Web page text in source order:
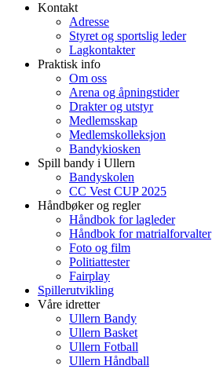
Kontakt
Adresse
Styret og sportslig leder
Lagkontakter
Praktisk info
Om oss
Arena og åpningstider
Drakter og utstyr
Medlemsskap
Medlemskolleksjon
Bandykiosken
Spill bandy i Ullern
Bandyskolen
CC Vest CUP 2025
Håndbøker og regler
Håndbok for lagleder
Håndbok for matrialforvalter
Foto og film
Politiattester
Fairplay
Spillerutvikling
Våre idretter
Ullern Bandy
Ullern Basket
Ullern Fotball
Ullern Håndball